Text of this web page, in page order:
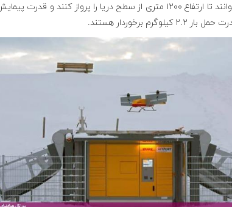
این پهپادها می توانند تا ارتفاع ۱۲۰۰ متری از سطح دریا را پرواز کنند و قدرت